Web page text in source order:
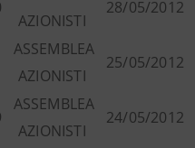
AZIONISTI
28/05/2012
ASSEMBLEA
AZIONISTI
25/05/2012
ASSEMBLEA
AZIONISTI
24/05/2012